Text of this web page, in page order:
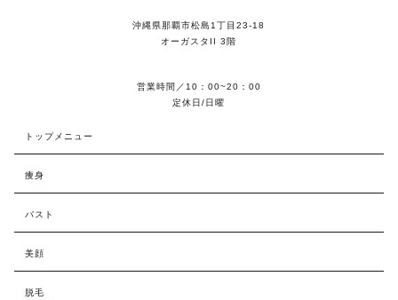
沖縄県那覇市松島1丁目23-18
オーガスタII 3階
営業時間／10：00~20：00
定休日/日曜
トップメニュー
痩身
バスト
美顔
脱毛